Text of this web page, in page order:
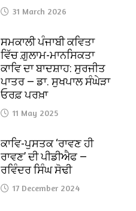
31 March 2026
ਸਮਕਾਲੀ ਪੰਜਾਬੀ ਕਵਿਤਾ
ਵਿੱਚ ਗ਼ੁਲਾਮ-ਮਾਨਸਿਕਤਾ
ਕਾਵਿ ਦਾ ਬਾਦਸ਼ਾਹ: ਸੁਰਜੀਤ
ਪਾਤਰ — ਡਾ. ਸੁਖਪਾਲ ਸੰਘੇੜਾ
ਓਰਫ਼ ਪਰਖ਼ਾ
11 May 2025
ਕਾਵਿ-ਪੁਸਤਕ ‘ਰਾਵਣ ਹੀ
ਰਾਵਣ’ ਦੀ ਪੀਡੀਐਫ —
ਰਵਿੰਦਰ ਸਿੰਘ ਸੋਢੀ
17 December 2024